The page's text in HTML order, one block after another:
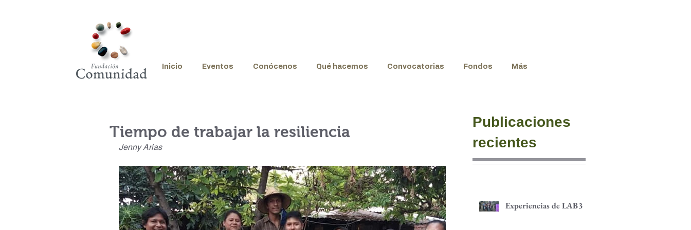
Inicio Eventos Conócenos Qué hacemos Convocatorias Fondos Más
Tiempo de trabajar la resiliencia
Jenny Arias
Publicaciones
recientes
Experiencias de LAB3